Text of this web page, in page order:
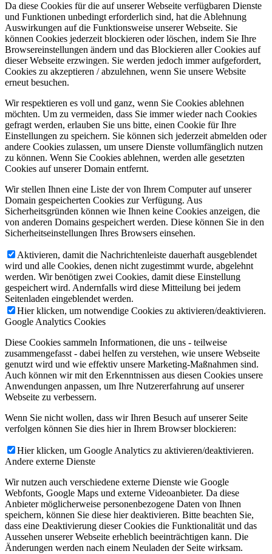
Da diese Cookies für die auf unserer Webseite verfügbaren Dienste
und Funktionen unbedingt erforderlich sind, hat die Ablehnung
Auswirkungen auf die Funktionsweise unserer Webseite. Sie
können Cookies jederzeit blockieren oder löschen, indem Sie Ihre
Browsereinstellungen ändern und das Blockieren aller Cookies auf
dieser Webseite erzwingen. Sie werden jedoch immer aufgefordert,
Cookies zu akzeptieren / abzulehnen, wenn Sie unsere Website
erneut besuchen.
Wir respektieren es voll und ganz, wenn Sie Cookies ablehnen
möchten. Um zu vermeiden, dass Sie immer wieder nach Cookies
gefragt werden, erlauben Sie uns bitte, einen Cookie für Ihre
Einstellungen zu speichern. Sie können sich jederzeit abmelden oder
andere Cookies zulassen, um unsere Dienste vollumfänglich nutzen
zu können. Wenn Sie Cookies ablehnen, werden alle gesetzten
Cookies auf unserer Domain entfernt.
Wir stellen Ihnen eine Liste der von Ihrem Computer auf unserer
Domain gespeicherten Cookies zur Verfügung. Aus
Sicherheitsgründen können wie Ihnen keine Cookies anzeigen, die
von anderen Domains gespeichert werden. Diese können Sie in den
Sicherheitseinstellungen Ihres Browsers einsehen.
Aktivieren, damit die Nachrichtenleiste dauerhaft ausgeblendet
wird und alle Cookies, denen nicht zugestimmt wurde, abgelehnt
werden. Wir benötigen zwei Cookies, damit diese Einstellung
gespeichert wird. Andernfalls wird diese Mitteilung bei jedem
Seitenladen eingeblendet werden.
Hier klicken, um notwendige Cookies zu aktivieren/deaktivieren.
Google Analytics Cookies
Diese Cookies sammeln Informationen, die uns - teilweise
zusammengefasst - dabei helfen zu verstehen, wie unsere Webseite
genutzt wird und wie effektiv unsere Marketing-Maßnahmen sind.
Auch können wir mit den Erkenntnissen aus diesen Cookies unsere
Anwendungen anpassen, um Ihre Nutzererfahrung auf unserer
Webseite zu verbessern.
Wenn Sie nicht wollen, dass wir Ihren Besuch auf unserer Seite
verfolgen können Sie dies hier in Ihrem Browser blockieren:
Hier klicken, um Google Analytics zu aktivieren/deaktivieren.
Andere externe Dienste
Wir nutzen auch verschiedene externe Dienste wie Google
Webfonts, Google Maps und externe Videoanbieter. Da diese
Anbieter möglicherweise personenbezogene Daten von Ihnen
speichern, können Sie diese hier deaktivieren. Bitte beachten Sie,
dass eine Deaktivierung dieser Cookies die Funktionalität und das
Aussehen unserer Webseite erheblich beeinträchtigen kann. Die
Änderungen werden nach einem Neuladen der Seite wirksam.